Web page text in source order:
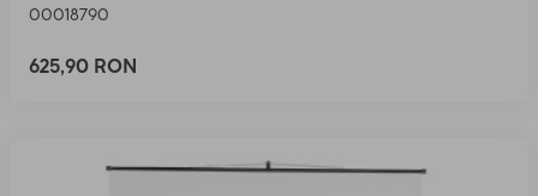
00018790
625,90 RON